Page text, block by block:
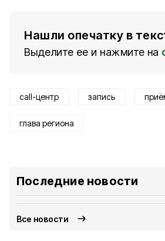
Нашли опечатку в
Выделите ее и нажмите на
call-центр запись
глава региона
Последние новости
Все новости